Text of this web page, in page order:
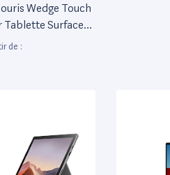
Wedge Touch
Tablette Surface
de :